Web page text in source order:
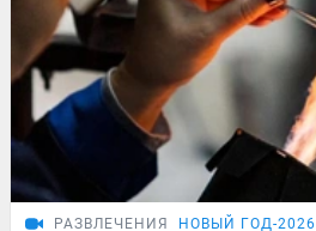
РАЗВЛЕЧЕНИЯ НОВЫЙ ГОД-2026